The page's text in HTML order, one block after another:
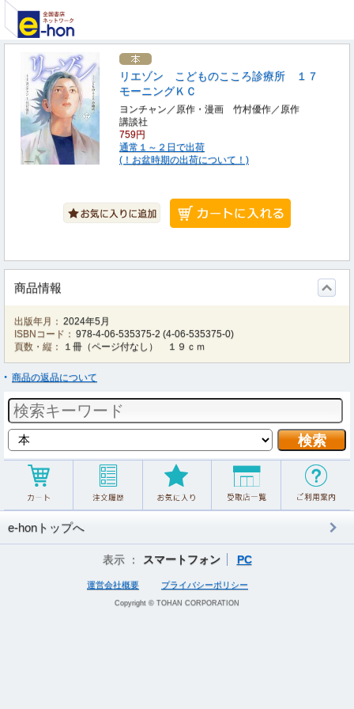
リエゾン こどものこころ診療所 １７
モーニングＫＣ
ヨンチャン／原作・漫画 竹村優作／原作
講談社
759円
通常１～２日で出荷
(！お盆時期の出荷について！)
商品情報
出版年月： 2024年5月
ISBNコード： 978-4-06-535375-2 (4-06-535375-0)
頁数・縦：
１冊（ページ付なし） １９ｃｍ
商品の返品について
e-honトップへ
表示 ： スマートフォン PC
運営会社概要 プライバシーポリシー
Copyright © TOHAN CORPORATION